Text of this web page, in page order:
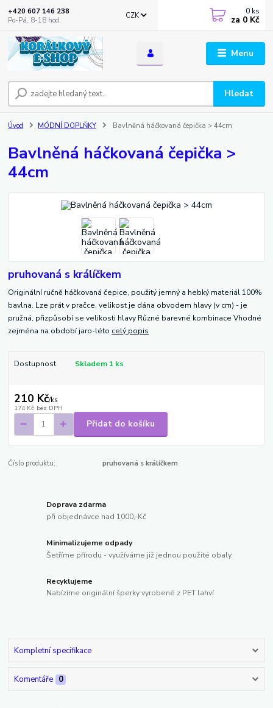
Menu
CZK
Hledat
+420 607 146 238
Po-Pá, 8-18 hod.
0 ks
za 0 Kč
Úvod MÓDNÍ DOPLŇKY Bavlněná háčkovaná čepička > 44cm
Bavlněná háčkovaná čepička >
44cm
pruhovaná s králíčkem
Originální ručně háčkovaná čepice, použitý jemný a hebký materiál 100%
bavlna. Lze prát v pračce, velikost je dána obvodem hlavy (v cm) - je
pružná, přizpůsobí se velikosti hlavy Různé barevné kombinace Vhodné
zejména na období jaro-léto celý popis
Dostupnost Skladem 1 ks
210 Kč/ks
174 Kč bez DPH
Přidat do košíku
Číslo produktu: pruhovaná s králíčkem
Doprava zdarma
při objednávce nad 1000,-Kč
Minimalizujeme odpady
Šetříme přírodu - využíváme již jednou použité obaly.
Recyklujeme
Nabízíme originální šperky vyrobené z PET lahví
Kompletní specifikace
Komentáře 0